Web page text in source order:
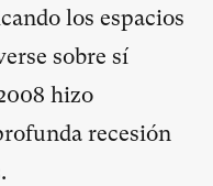
los espacios
sobre sí
hizo
recesión